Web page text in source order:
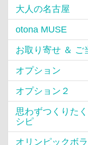
大人の名古屋
otona MUSE
お取り寄せ ＆ ご
オプション
オプション２
思わずつくりた
シピ
オリンピックボ